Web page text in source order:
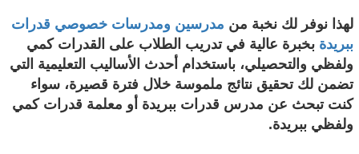
لهذا نوفر لك نخبة من مدرسين ومدرسات خصوصي قدرات
ببريدة بخبرة عالية في تدريب الطلاب على القدرات كمي
ولفظي والتحصيلي، باستخدام أحدث الأساليب التعليمية التي
تضمن لك تحقيق نتائج ملموسة خلال فترة قصيرة، سواء
كنت تبحث عن مدرس قدرات ببريدة أو معلمة قدرات كمي
ولفظي ببريدة.